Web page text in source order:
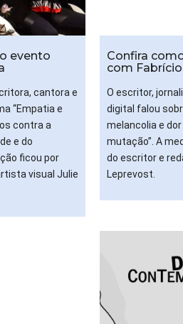
evento
cantora e
“Empatia e
contra a
e do
ficou por
visual Julie
Confira
com
O escritor,
digital falou
melancolia e
mutação”. A
do escritor e
Leprevost.